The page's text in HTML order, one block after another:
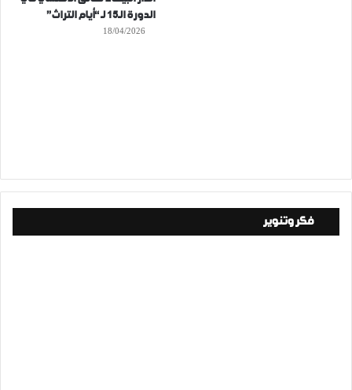
الدورة الـ15 لـ “أيام التراث”
18/04/2026
فكر وتنوير